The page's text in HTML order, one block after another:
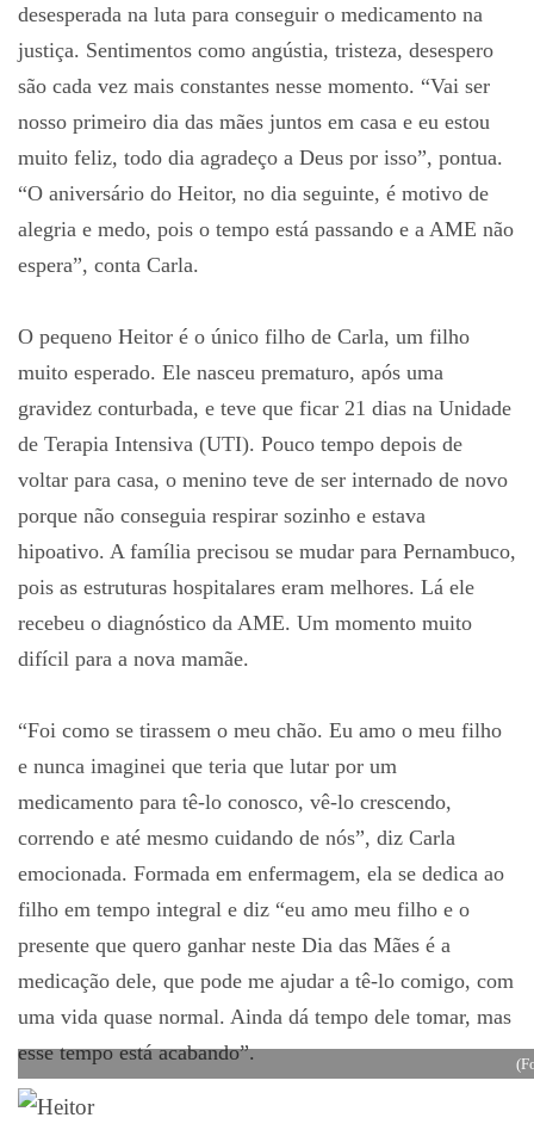
desesperada na luta para conseguir o medicamento na
justiça. Sentimentos como angústia, tristeza, desespero
são cada vez mais constantes nesse momento. “Vai ser
nosso primeiro dia das mães juntos em casa e eu estou
muito feliz, todo dia agradeço a Deus por isso”, pontua.
“O aniversário do Heitor, no dia seguinte, é motivo de
alegria e medo, pois o tempo está passando e a AME não
espera”, conta Carla.
O pequeno Heitor é o único filho de Carla, um filho
muito esperado. Ele nasceu prematuro, após uma
gravidez conturbada, e teve que ficar 21 dias na Unidade
de Terapia Intensiva (UTI). Pouco tempo depois de
voltar para casa, o menino teve de ser internado de novo
porque não conseguia respirar sozinho e estava
hipoativo. A família precisou se mudar para Pernambuco,
pois as estruturas hospitalares eram melhores. Lá ele
recebeu o diagnóstico da AME. Um momento muito
difícil para a nova mamãe.
“Foi como se tirassem o meu chão. Eu amo o meu filho
e nunca imaginei que teria que lutar por um
medicamento para tê-lo conosco, vê-lo crescendo,
correndo e até mesmo cuidando de nós”, diz Carla
emocionada. Formada em enfermagem, ela se dedica ao
filho em tempo integral e diz “eu amo meu filho e o
presente que quero ganhar neste Dia das Mães é a
medicação dele, que pode me ajudar a tê-lo comigo, com
uma vida quase normal. Ainda dá tempo dele tomar, mas
esse tempo está acabando”.